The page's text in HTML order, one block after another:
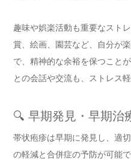
趣味や娯楽活動も重要なスト
賞、絵画、園芸など、自分が
で、精神的な余裕を保つこと
との会話や交流も、ストレス
🔍 早期発見・早期治
帯状疱疹は早期に発見し、適
の軽減と合併症の予防が可能